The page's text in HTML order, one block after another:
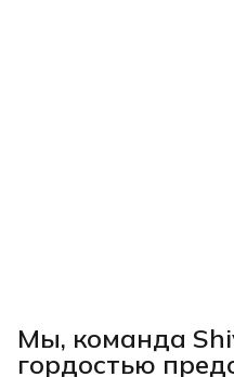
Мы, команда
гордостью